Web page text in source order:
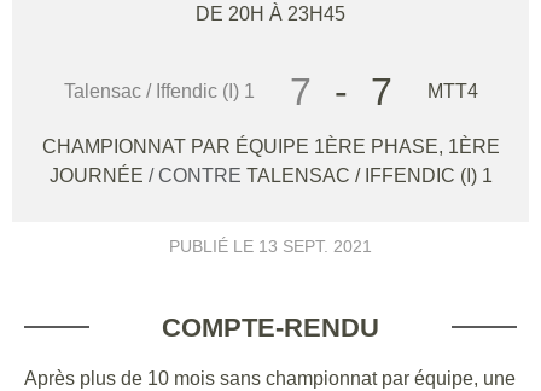
DE 20H À 23H45
Talensac / Iffendic (I) 1 7 - 7 MTT4
CHAMPIONNAT PAR ÉQUIPE 1ÈRE PHASE, 1ÈRE
JOURNÉE / CONTRE TALENSAC / IFFENDIC (I) 1
PUBLIÉ LE 13 SEPT. 2021
COMPTE-RENDU
Après plus de 10 mois sans championnat par équipe, une